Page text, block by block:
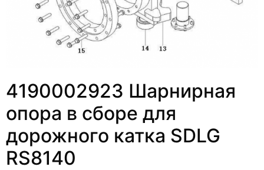
4190002923 Шарнирная
опора в сборе для
дорожного катка SDLG
RS8140